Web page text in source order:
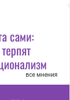
сами:
все мнения